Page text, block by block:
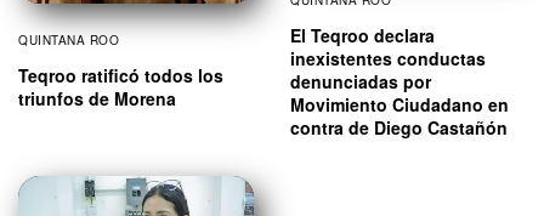
QUINTANA ROO
Teqroo ratificó todos los
triunfos de Morena
El Teqroo declara
inexistentes conductas
denunciadas por
Movimiento Ciudadano en
contra de Diego Castañón